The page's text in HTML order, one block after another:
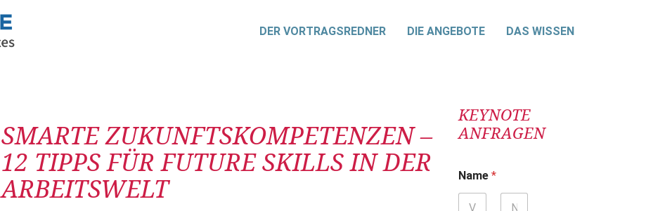
DER VORTRAGSREDNER DIE ANGEBOTE DAS WISSEN
SMARTE ZUKUNFTSKOMPETENZEN –
12 TIPPS FÜR FUTURE SKILLS IN DER
ARBEITSWELT
KEYNOTE
ANFRAGEN
Name *